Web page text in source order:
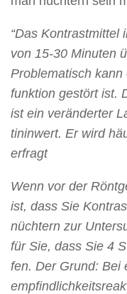
“Das Kon­trast­mit­tel
von 15-30 Mi­nu­ten
Pro­ble­ma­tisch
funk­ti­on ge­stört ist.
ist ein ver­än­der­ter
ti­nin­wert. Er wird
er­fragt
Wenn vor der
ist, dass Sie
nüch­tern zur
für Sie, dass Sie 4
fen. Der Grund: